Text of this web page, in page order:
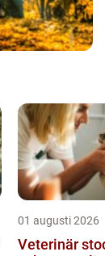
01 augusti 2026
Veterinär